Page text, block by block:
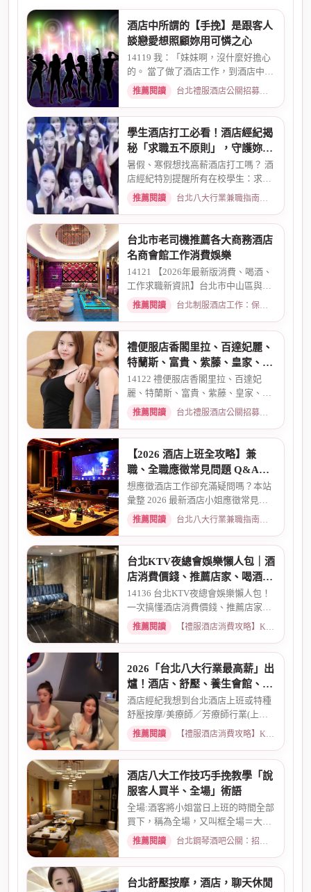
酒店中所謂的【手挽】是跟客人
談戀愛想照顧妳用可憐之心
14119 我：「妹妹啊，沒什麼好擔心
的。 當了做了酒店工作，到酒店中，
還有兩個機會 一個是單純、...
推薦閱讀 台北禮服酒店公關招募：兼職工作內容與薪資規範 · 2026-01-08
學生酒店打工必看！酒店經紀揭
秘「求職五不原則」，守護妳的
求職安全
暑假、寒假想找高薪酒店打工嗎？ 酒
店經紀特別提醒所有在校學生：求職
時請務必堅守「五不原則」...
推薦閱讀 台北八大行業兼職指南：熱門職缺與求職須知 · 2026-03-09
台北市老司機推薦各大商務酒店
名商會館工作消費娛樂
14121 【2026年最新版消費、喝酒、
工作求職新資訊】台北市中山區與東
區酒店老司機推薦舒壓會館、...
推薦閱讀 台北制服酒店工作：保障現領薪資與職缺總覽 · 2026-04-01
禮便服店香閣里拉、百達妃麗、
特蘭斯、富貴、紫藤、皇家、金
典酒店消費
14122 禮便服店香閣里拉、百達妃
麗、特蘭斯、富貴、紫藤、皇家、金
典、消費喝酒 、金拿督、101會...
推薦閱讀 台北禮服酒店公關招募：兼職工作內容與薪資規範 · 2026-06-04
【2026 酒店上班全攻略】兼
職、全職應徵常見問題 Q&A：
薪資、安全、環境全解析
想應徵酒店工作卻充滿疑問嗎？本站
彙整 2026 最新酒店小姐應徵常見問
題 Q&A。深入解析全職與兼職...
推薦閱讀 台北八大行業兼職指南：熱門職缺與求職須知 · 2026-03-09
台北KTV夜總會娛樂懶人包｜酒
店消費價錢、推薦店家、喝酒介
紹一次看懂
14136 台北KTV夜總會娛樂懶人包！
一次搞懂酒店消費價錢、推薦店家、
喝酒介紹。從基本消費、包廂...
推薦閱讀 【禮服酒店消費攻略】KTV喝酒娛樂、價格試算 · 2026-03-16
2026「台北八大行業最高薪」出
爐！酒店、舒壓、養生會館、經
紀人推薦
酒店經紀我想到台北酒店上班或特種
舒壓按摩/美療師／芳療師行業(上班
天數可自選) 特種行業工作也...
推薦閱讀 【禮服酒店消費攻略】KTV喝酒娛樂、價格試算 · 2026-01-15
酒店八大工作技巧手挽教學「說
服客人買半、全場」術語
全場:酒客將小姐當日上班的時間全部
買下，稱為全場，又叫框全場＝大框
＝外全酒店買框送s外全多少...
推薦閱讀 台北鋼琴酒吧公關：招募條件與工作環境介紹 · 2026-03-26
台北舒壓按摩，酒店，聊天休閒